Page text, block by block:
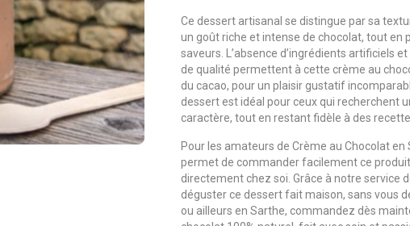
Ce dessert artisanal se distingue par sa
un goût riche et intense de chocolat, tout en
saveurs. L’absence d’ingrédients artificiels
de qualité permettent à cette crème au
du cacao, pour un plaisir gustatif
dessert est idéal pour ceux qui recherchent
caractère, tout en restant fidèle à des
Pour les amateurs de Crème au Chocolat
permet de commander facilement ce
directement chez soi. Grâce à notre service
déguster ce dessert fait maison, sans vous
ou ailleurs en Sarthe, commandez dès